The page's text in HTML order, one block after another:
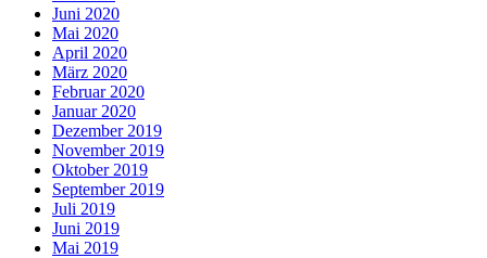
Juni 2020
Mai 2020
April 2020
März 2020
Februar 2020
Januar 2020
Dezember 2019
November 2019
Oktober 2019
September 2019
Juli 2019
Juni 2019
Mai 2019